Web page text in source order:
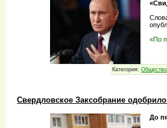
«По
Категория: Общество
Свердловское Заксобрание
До